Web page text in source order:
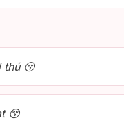
thú 😚
😚